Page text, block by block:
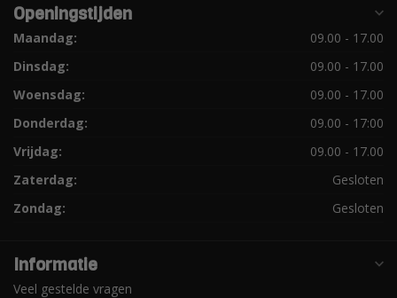
Openingstijden
Maandag:
09.00 - 17.00
Dinsdag:
09.00 - 17.00
Woensdag:
09.00 - 17.00
Donderdag:
09.00 - 17:00
Vrijdag:
09.00 - 17.00
Zaterdag:
Gesloten
Zondag:
Gesloten
Informatie
Veel gestelde vragen